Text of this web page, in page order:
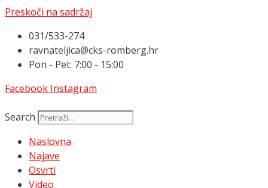
Preskoči na sadržaj
031/533-274
ravnateljica@cks-romberg.hr
Pon - Pet: 7:00 - 15:00
Facebook Instagram
Search
Naslovna
Najave
Osvrti
Video